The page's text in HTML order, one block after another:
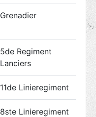
Grenadier
5de Regiment
Lanciers
11de Linieregiment
8ste Linieregiment